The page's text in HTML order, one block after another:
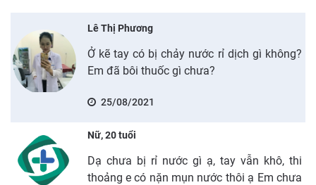
Lê Thị Phương
Ở kẽ tay có bị chảy nước rỉ dịch gì không?
Em đã bôi thuốc gì chưa?
25/08/2021
Nữ, 20 tuổi
Dạ chưa bị rỉ nước gì ạ, tay vẫn khô, thi
thoảng e có nặn mụn nước thôi ạ Em chưa